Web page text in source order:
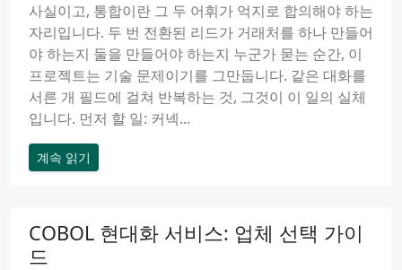
사실이고, 통합이란 그 두 어휘가 억지로 합의해야 하는
자리입니다. 두 번 전환된 리드가 거래처를 하나 만들어
야 하는지 둘을 만들어야 하는지 누군가 묻는 순간, 이
프로젝트는 기술 문제이기를 그만둡니다. 같은 대화를
서른 개 필드에 걸쳐 반복하는 것, 그것이 이 일의 실체
입니다. 먼저 할 일: 커넥...
계속 읽기
COBOL 현대화 서비스: 업체 선택 가이
드